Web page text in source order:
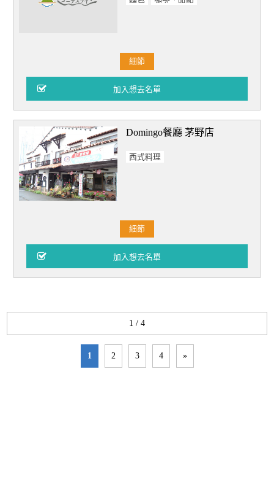
細節
Domingo餐廳 茅野店
西式料理
細節
1 / 4
1 2 3 4 »